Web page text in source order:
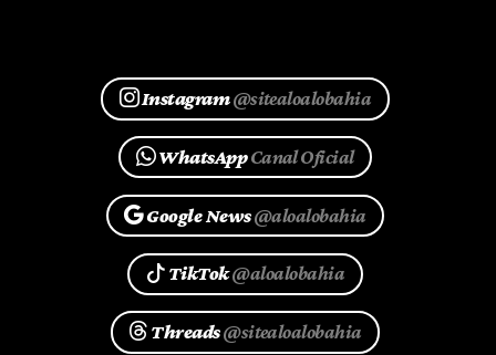
Instagram@sitealoalobahia
WhatsAppCanal Oficial
Google News@aloalobahia
TikTok@aloalobahia
Threads@sitealoalobahia